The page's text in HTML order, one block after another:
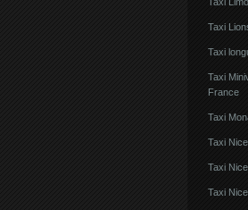
Taxi
Taxi
Taxi
France
Taxi
Taxi
Taxi
Taxi